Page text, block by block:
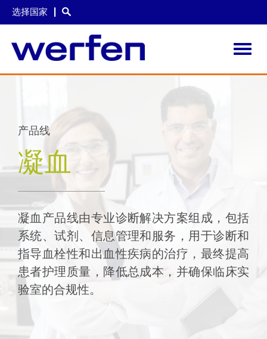
选择国家
产品线
凝血
凝血产品线由专业诊断解决方案组成，包括
系统、试剂、信息管理和服务，用于诊断和
指导血栓性和出血性疾病的治疗，最终提高
患者护理质量，降低总成本，并确保临床实
验室的合规性。